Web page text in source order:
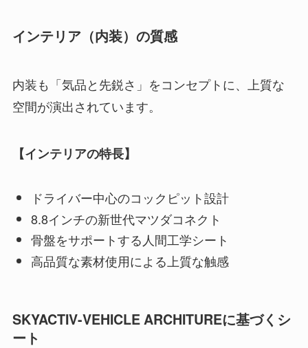
インテリア（内装）の質感
内装も「気品と先鋭さ」をコンセプトに、上質な
空間が演出されています。
【インテリアの特長】
ドライバー中心のコックピット設計
8.8インチの新世代マツダコネクト
骨盤をサポートする人間工学シート
高品質な素材使用による上質な触感
SKYACTIV-VEHICLE ARCHITUREに基づくシ
ート